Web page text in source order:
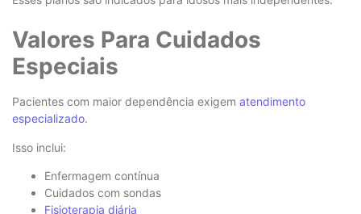
Valores Para Cuidados
Especiais
Pacientes com maior dependência exigem atendimento
especializado.
Isso inclui:
Enfermagem contínua
Cuidados com sondas
Fisioterapia diária